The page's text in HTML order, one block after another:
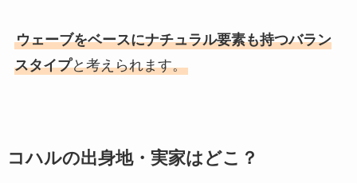
ウェーブをベースにナチュラル要素も持つバラン
スタイプと考えられます。
コハルの出身地・実家はどこ？